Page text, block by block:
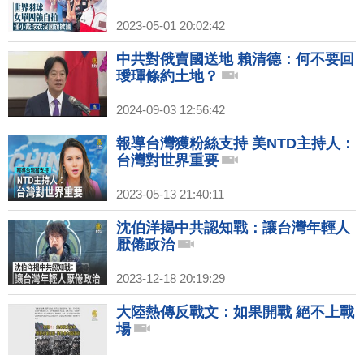
2023-05-01 20:02:42
中共對俄賣國送地 賴清德：何不要回
璦琿條約土地？
2024-09-03 12:56:42
報導台灣獲粉絲支持 美NTD主持人：
台灣對世界重要
2023-05-13 21:40:11
沈伯洋揭中共認知戰：讓台灣年輕人
厭倦政治
2023-12-18 20:19:29
大陸熱傳反戰文：如果開戰 絕不上戰
場